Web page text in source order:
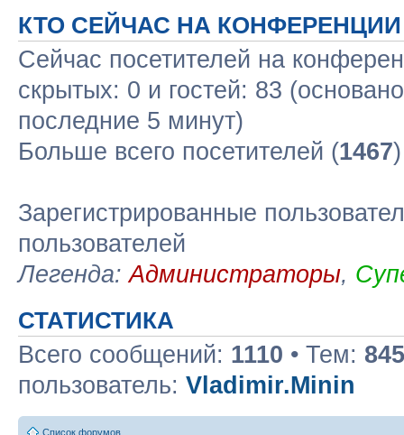
КТО СЕЙЧАС НА КОНФЕРЕНЦИИ
Сейчас посетителей на
скрытых: 0 и гостей: 83
последние 5 минут)
Больше всего посетителей (1467
Зарегистрированные
пользователей
Легенда:Администраторы,
СТАТИСТИКА
Всего сообщений: 1110 • Тем: 845
пользователь: Vladimir.Minin
Список форумов